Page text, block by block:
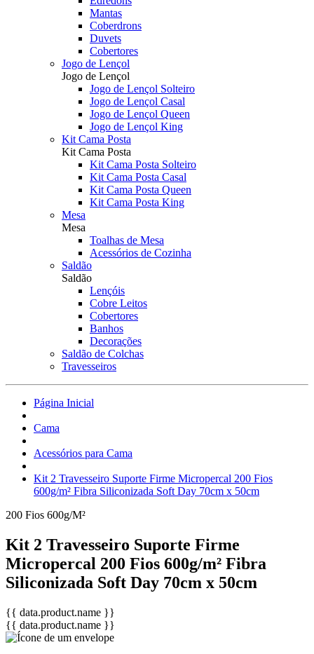
Mantas
Coberdrons
Duvets
Cobertores
Jogo de Lençol
Jogo de Lençol
Jogo de Lençol Solteiro
Jogo de Lençol Casal
Jogo de Lençol Queen
Jogo de Lençol King
Kit Cama Posta
Kit Cama Posta
Kit Cama Posta Solteiro
Kit Cama Posta Casal
Kit Cama Posta Queen
Kit Cama Posta King
Mesa
Mesa
Toalhas de Mesa
Acessórios de Cozinha
Saldão
Saldão
Lençóis
Cobre Leitos
Cobertores
Banhos
Decorações
Saldão de Colchas
Travesseiros
Página Inicial
Cama
Acessórios para Cama
Kit 2 Travesseiro Suporte Firme Micropercal 200 Fios
600g/m² Fibra Siliconizada Soft Day 70cm x 50cm
200 Fios 600g/M²
Kit 2 Travesseiro Suporte Firme
Micropercal 200 Fios 600g/m² Fibra
Siliconizada Soft Day 70cm x 50cm
{{ data.product.name }}
{{ data.product.name }}